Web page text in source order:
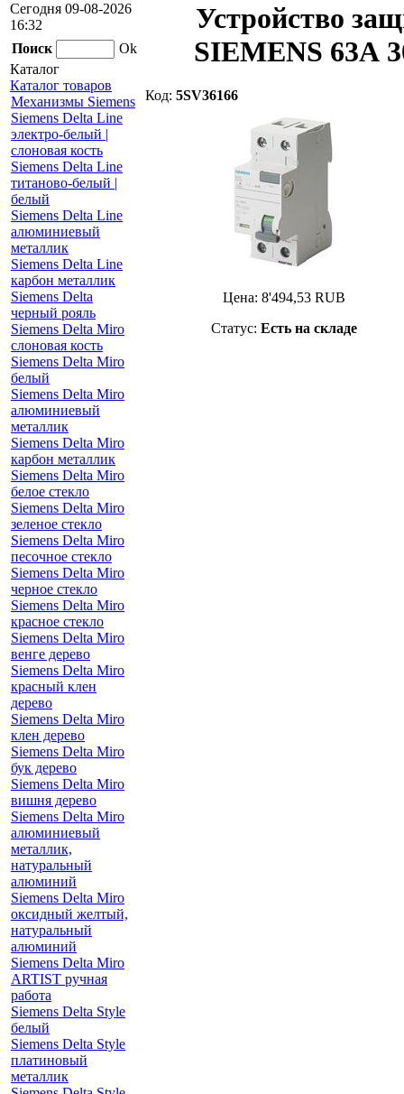
Сегодня 09-08-2026
16:32
Поиск
Ok
Каталог
Каталог товаров
Механизмы Siemens
Siemens Delta Line
электро-белый |
слоновая кость
Siemens Delta Line
титаново-белый |
белый
Siemens Delta Line
алюминиевый
металлик
Siemens Delta Line
карбон металлик
Siemens Delta
черный рояль
Siemens Delta Miro
слоновая кость
Siemens Delta Miro
белый
Siemens Delta Miro
алюминиевый
металлик
Siemens Delta Miro
карбон металлик
Siemens Delta Miro
белое стекло
Siemens Delta Miro
зеленое стекло
Siemens Delta Miro
песочное стекло
Siemens Delta Miro
черное стекло
Siemens Delta Miro
красное стекло
Siemens Delta Miro
венге дерево
Siemens Delta Miro
красный клен
дерево
Siemens Delta Miro
клен дерево
Siemens Delta Miro
бук дерево
Siemens Delta Miro
вишня дерево
Siemens Delta Miro
алюминиевый
металлик,
натуральный
алюминий
Siemens Delta Miro
оксидный желтый,
натуральный
алюминий
Siemens Delta Miro
ARTIST ручная
работа
Siemens Delta Style
белый
Siemens Delta Style
платиновый
металлик
Устройство
SIEMENS 63А
Код: 5SV36166
Цена: 8'494,53RUB
Статус: Есть на складе